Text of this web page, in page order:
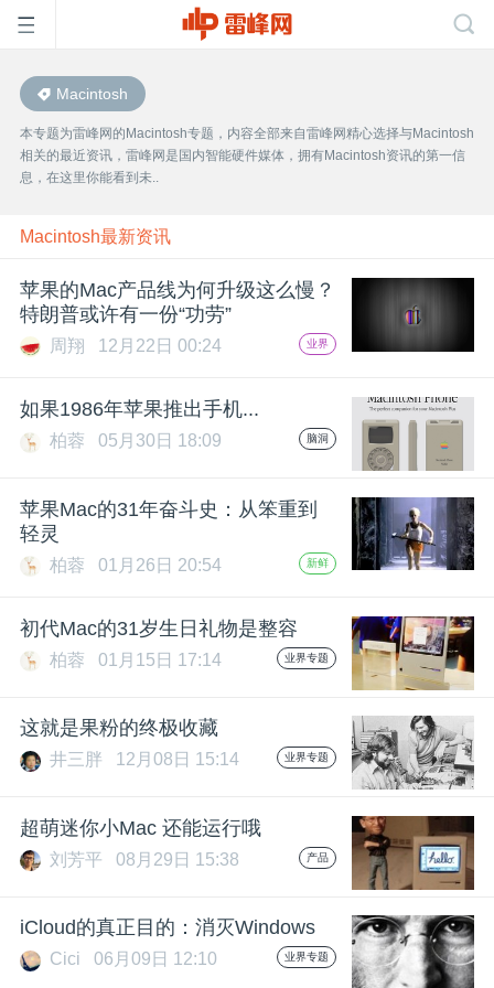
首
页
雷
峰
公
课
活
中
心
专
Macintosh
本专题为雷峰网的Macintosh专题，内容全部来自雷峰网精心选择与Macintosh
相关的最近资讯，雷峰网是国内智能硬件媒体，拥有Macintosh资讯的第一信
息，在这里你能看到未..
Macintosh最新资讯
苹果的Mac产品线为何升级这么慢？
特朗普或许有一份“功劳”
周翔 12月22日 00:24 业界
如果1986年苹果推出手机...
柏蓉 05月30日 18:09 脑洞
苹果Mac的31年奋斗史：从笨重到
轻灵
柏蓉 01月26日 20:54 新鲜
初代Mac的31岁生日礼物是整容
柏蓉 01月15日 17:14 业界专题
这就是果粉的终极收藏
井三胖 12月08日 15:14 业界专题
超萌迷你小Mac 还能运行哦
刘芳平 08月29日 15:38 产品
iCloud的真正目的：消灭Windows
Cici 06月09日 12:10 业界专题